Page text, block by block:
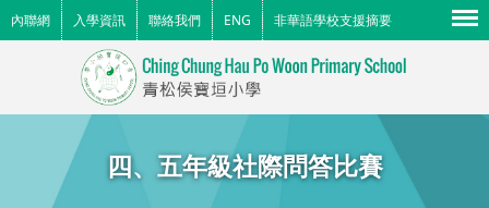
內聯網 入學資訊 聯絡我們 ENG 非華語學校支援摘要
四、五年級社際問答比賽
Menu